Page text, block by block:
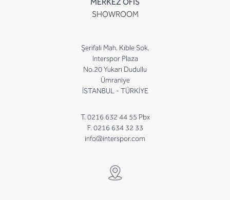
SHOWROOM
Şerifali Mah. Kıble Sok.
Interspor Plaza
No.20 Yukarı Dudullu
Ümraniye
İSTANBUL - TÜRKİYE
T. 0216 632 44 55 Pbx
F. 0216 634 32 33
info@interspor.com